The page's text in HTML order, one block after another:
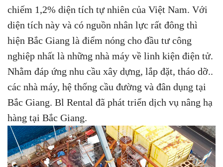
chiếm 1,2% diện tích tự nhiên của Việt Nam. Với
diện tích này và có nguồn nhân lực rất đông thì
hiện Bắc Giang là điểm nóng cho đầu tư công
nghiệp nhất là những nhà máy về linh kiện điện tử.
Nhằm đáp ứng nhu cầu xây dựng, lắp đặt, tháo dỡ..
các nhà máy, hệ thống cầu đường và đân dụng tại
Bắc Giang. Bl Rental đã phát triển dịch vụ nâng hạ
hàng tại Bắc Giang.